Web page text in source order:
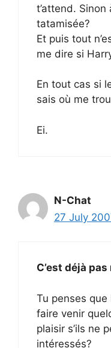
t’attend.
tatamisée?
Et puis tout
me dire si
En tout cas si
sais où me
Ei.
N-Chat
27 July
C’est déjà pas
Tu penses
faire venir
plaisir s’ils ne
intéressés?